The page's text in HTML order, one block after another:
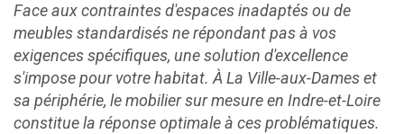
Face aux contraintes d'espaces inadaptés ou de
meubles standardisés ne répondant pas à vos
exigences spécifiques, une solution d'excellence
s'impose pour votre habitat. À La Ville-aux-Dames et
sa périphérie, le mobilier sur mesure en Indre-et-Loire
constitue la réponse optimale à ces problématiques.